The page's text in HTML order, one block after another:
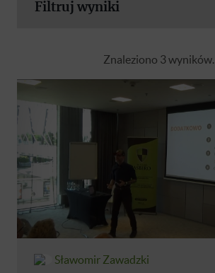
Filtruj wyniki
Znaleziono 3 wyników.
Sławomir Zawadzki